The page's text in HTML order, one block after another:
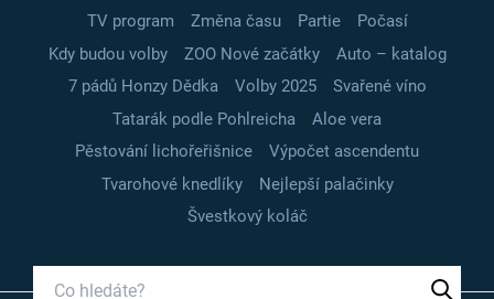
TV program
Změna času Partie
Počasí
Kdy budou volby
ZOO Nové začátky
Auto – katalog
7 pádů Honzy Dědka
Volby 2025
Svařené víno
Tatarák podle Pohlreicha
Aloe vera
Pěstování lichořeřišnice
Výpočet ascendentu
Tvarohové knedlíky
Nejlepší palačinky
Švestkový koláč